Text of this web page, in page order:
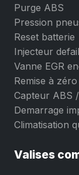
Purge ABS
Pression
Reset batterie
Injecteur
Vanne EGR
Remise à
Capteur ABS
Demarrage
Climatisation
Valises